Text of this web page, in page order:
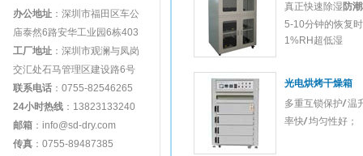
办公地址 ：深圳市福田区车公
庙泰然6路安华工业园6栋403
工厂地址 ：深圳市观澜与凤岗
交汇处石马管理区建设路6号
联系电话 ：0755-82546265
24小时热线 ：13823133240
邮箱 ：info@sd-dry.com
传真 ：0755-89487385
真正快速除湿防
5-10分钟的恢复
1%RH超低湿
光电烘烤干燥箱
多重互锁保护/温
率快/均匀性好；